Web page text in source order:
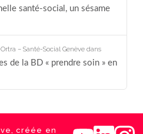
santé-social, un sésame
– Santé-Social Genèvedans
de la BD « prendre soin » en
créée en